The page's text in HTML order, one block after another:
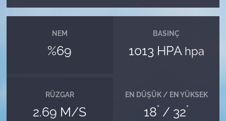
NEM
%69
BASINÇ
1013 HPA hpa
RÜZGAR
2.69 M/S
EN DÜŞÜK / EN YÜKSEK
18° / 32°